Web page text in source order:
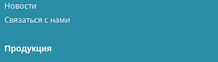
Новости
Связаться с нами
Продукция